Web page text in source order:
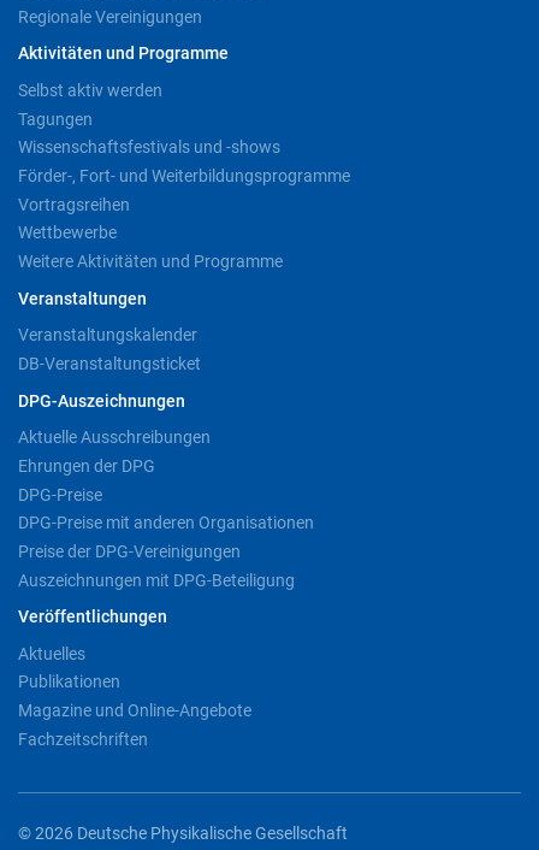
Regionale Vereinigungen
Aktivitäten und Programme
Selbst aktiv werden
Tagungen
Wissenschaftsfestivals und -shows
Förder-, Fort- und Weiterbildungsprogramme
Vortragsreihen
Wettbewerbe
Weitere Aktivitäten und Programme
Veranstaltungen
Veranstaltungskalender
DB-Veranstaltungsticket
DPG-Auszeichnungen
Aktuelle Ausschreibungen
Ehrungen der DPG
DPG-Preise
DPG-Preise mit anderen Organisationen
Preise der DPG-Vereinigungen
Auszeichnungen mit DPG-Beteiligung
Veröffentlichungen
Aktuelles
Publikationen
Magazine und Online-Angebote
Fachzeitschriften
© 2026 Deutsche Physikalische Gesellschaft